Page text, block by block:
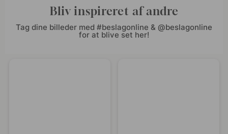
Bliv inspireret af andre
Tag dine billeder med #beslagonline & @beslagonline
for at blive set her!